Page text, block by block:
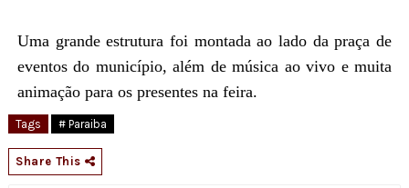
Uma grande estrutura foi montada ao lado da praça de
eventos do município, além de música ao vivo e muita
animação para os presentes na feira.
Tags # Paraiba
Share This